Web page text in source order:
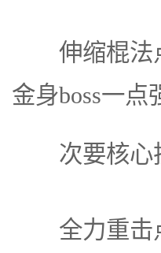
伸缩棍法点
金身boss一点
次要核心
全力重击点